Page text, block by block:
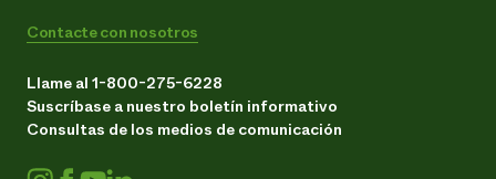
Contacte con nosotros
Llame al 1-800-275-6228
Suscríbase a nuestro boletín informativo
Consultas de los medios de comunicación